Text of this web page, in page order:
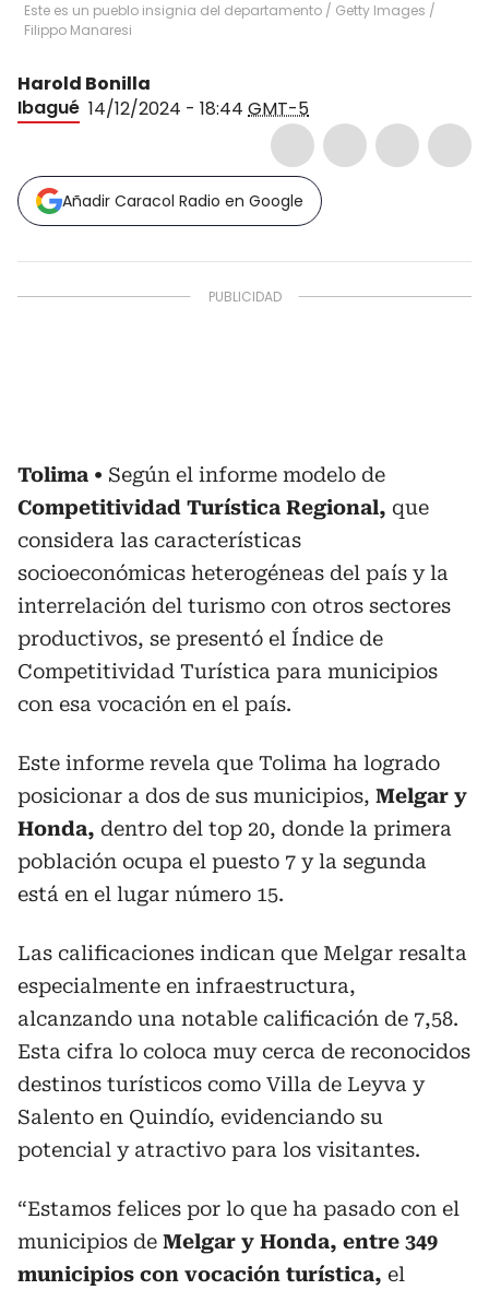
Este es un pueblo insignia del departamento / Getty Images /
Filippo Manaresi
Harold Bonilla
Ibagué 14/12/2024 - 18:44 GMT-5
Añadir Caracol Radio en Google
Tolima
Según el informe modelo de
Competitividad Turística Regional, que
considera las características
socioeconómicas heterogéneas del país y la
interrelación del turismo con otros sectores
productivos, se presentó el Índice de
Competitividad Turística para municipios
con esa vocación en el país.
Este informe revela que Tolima ha logrado
posicionar a dos de sus municipios, Melgar y
Honda, dentro del top 20, donde la primera
población ocupa el puesto 7 y la segunda
está en el lugar número 15.
Las calificaciones indican que Melgar resalta
especialmente en infraestructura,
alcanzando una notable calificación de 7,58.
Esta cifra lo coloca muy cerca de reconocidos
destinos turísticos como Villa de Leyva y
Salento en Quindío, evidenciando su
potencial y atractivo para los visitantes.
“Estamos felices por lo que ha pasado con el
municipios de Melgar y Honda, entre 349
municipios con vocación turística, el